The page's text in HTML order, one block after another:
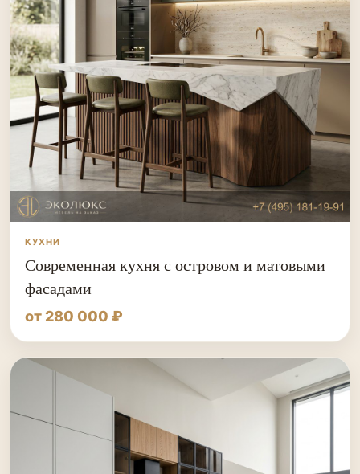
КУХНИ
Современная кухня с островом и матовыми
фасадами
от 280 000 ₽